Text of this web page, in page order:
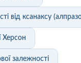
від ксанаксу
Херсон
залежності